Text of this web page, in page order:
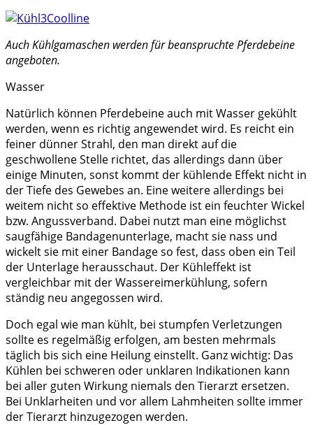
Auch Kühlgamaschen werden für beanspruchte Pferdebeine
angeboten.
Wasser
Natürlich können Pferdebeine auch mit Wasser gekühlt
werden, wenn es richtig angewendet wird. Es reicht ein
feiner dünner Strahl, den man direkt auf die
geschwollene Stelle richtet, das allerdings dann über
einige Minuten, sonst kommt der kühlende Effekt nicht in
der Tiefe des Gewebes an. Eine weitere allerdings bei
weitem nicht so effektive Methode ist ein feuchter Wickel
bzw. Angussverband. Dabei nutzt man eine möglichst
saugfähige Bandagenunterlage, macht sie nass und
wickelt sie mit einer Bandage so fest, dass oben ein Teil
der Unterlage herausschaut. Der Kühleffekt ist
vergleichbar mit der Wassereimerkühlung, sofern
ständig neu angegossen wird.
Doch egal wie man kühlt, bei stumpfen Verletzungen
sollte es regelmäßig erfolgen, am besten mehrmals
täglich bis sich eine Heilung einstellt. Ganz wichtig: Das
Kühlen bei schweren oder unklaren Indikationen kann
bei aller guten Wirkung niemals den Tierarzt ersetzen.
Bei Unklarheiten und vor allem Lahmheiten sollte immer
der Tierarzt hinzugezogen werden.